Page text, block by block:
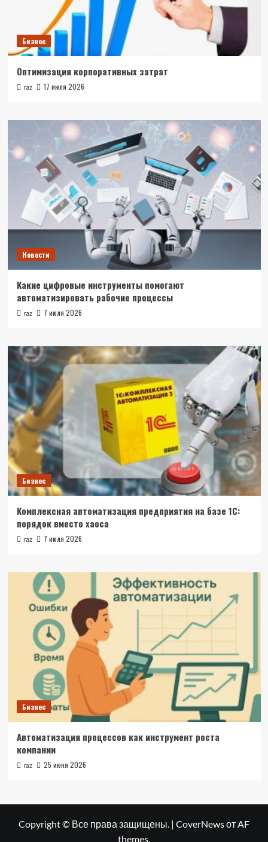
Бизнес
Оптимизация корпоративных затрат
raz 17 июля 2026
Новости
Какие цифровые инструменты помогают
автоматизировать рабочие процессы
raz 7 июля 2026
Бизнес
Комплексная автоматизация предприятия на базе 1С:
порядок вместо хаоса
raz 7 июля 2026
Бизнес
Автоматизация процессов как инструмент роста
компании
raz 25 июня 2026
Copyright © Все права защищены. | CoverNewsот AF
themes.